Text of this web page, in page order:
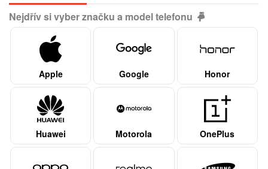
Nejdřív si vyber značku a model telefonu
Apple Google Honor
Huawei Motorola OnePlus